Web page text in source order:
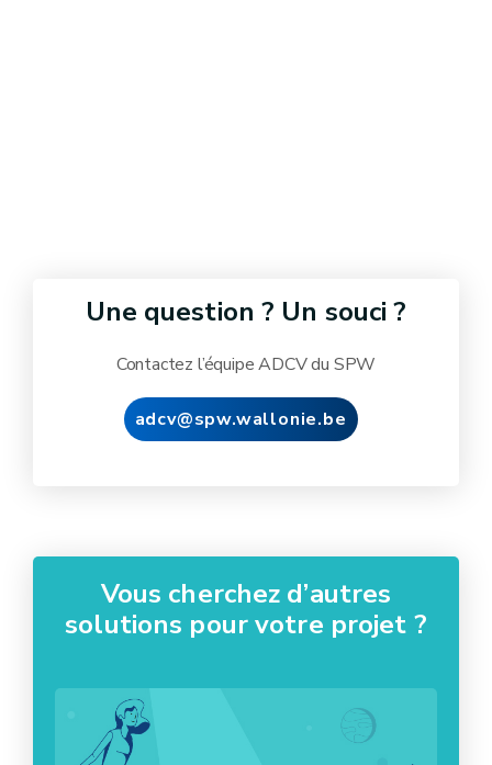
Une question ? Un souci ?
Contactez l’équipe ADCV du SPW
adcv@spw.wallonie.be
Vous cherchez d’autres
solutions pour votre projet ?